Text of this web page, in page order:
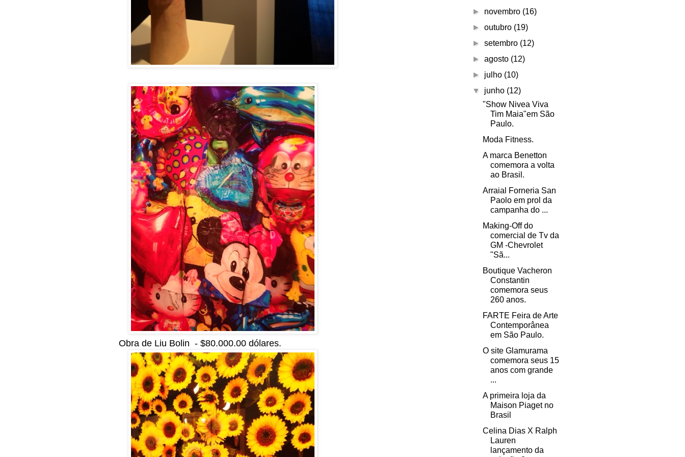
Obra de Liu Bolin - $80.000.00 dólares.
► novembro (16)
►outubro (19)
►setembro (12)
►agosto (12)
► julho (10)
▼ junho (12)
"Show Nivea Viva
Tim Maia"em São
Paulo.
Moda Fitness.
A marca Benetton
comemora a volta
ao Brasil.
Arraial Forneria San
Paolo em prol da
campanha do ...
Making-Off do
comercial de Tv da
GM -Chevrolet
"Sã...
Boutique Vacheron
Constantin
comemora seus
260 anos.
FARTE Feira de Arte
Contemporânea
em São Paulo.
O site Glamurama
comemora seus 15
anos com grande
...
A primeira loja da
Maison Piaget no
Brasil
Celina Dias X Ralph
Lauren
lançamento da